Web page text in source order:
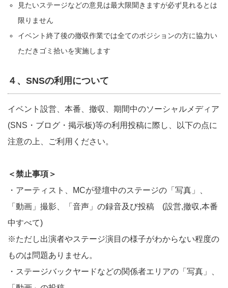
見たいステージなどの意見は最大限聞きますが必ず見れるとは
限りません
イベント終了後の撤収作業では全てのポジションの方に協力い
ただきゴミ拾いを実施します
４、SNSの利用について
イベント設営、本番、撤収、期間中のソーシャルメディア
(SNS・ブログ・掲示板)等の利用投稿に際し、以下の点に
注意の上、ご利用ください。
＜禁止事項＞
・アーティスト、MCが登壇中のステージの「写真」、
「動画」撮影、「音声」の録音及び投稿 (設営,撤収,本番
中すべて)
※ただし出演者やステージ演目の様子がわからない程度の
ものは問題ありません。
・ステージバックヤードなどの関係者エリアの「写真」、